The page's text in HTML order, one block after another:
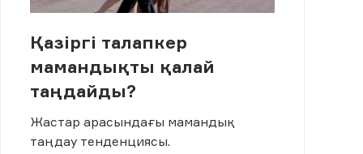
Қазіргі талапкер
мамандықты қалай
таңдайды?
Жастар арасындағы мамандық
таңдау тенденциясы.